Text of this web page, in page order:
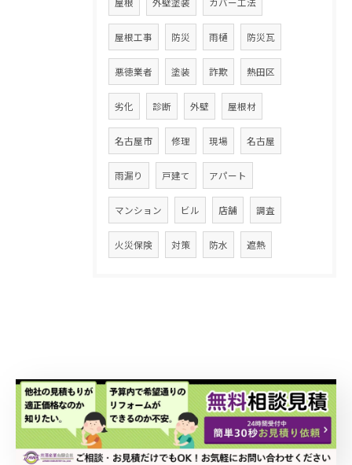
屋根工事 防災 雨樋 防災瓦
悪徳業者 塗装 詐欺 熱田区
劣化 診断 外壁 屋根材
名古屋市 修理 現場 名古屋
雨漏り 戸建て アパート
マンション ビル 店舗 調査
火災保険 対策 防水 遮熱